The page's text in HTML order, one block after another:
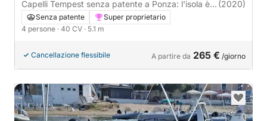
Capelli Tempest senza patente a Ponza: l'isola è
tua
(2020)
Senza patente
Super proprietario
4 persone · 40 CV · 5.1 m
Cancellazione flessibile A partire da 265 € /giorno